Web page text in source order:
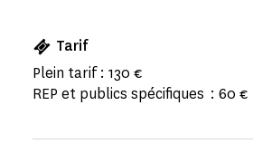
Tarif
Plein tarif : 130 €
REP et publics spécifiques : 60 €